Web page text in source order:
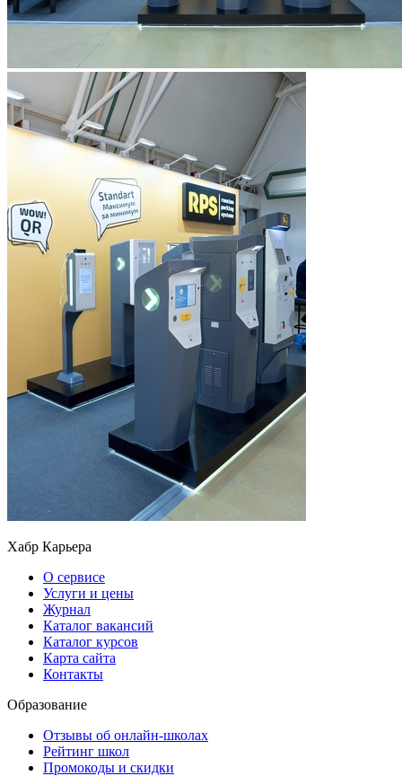
Хабр Карьера
О сервисе
Услуги и цены
Журнал
Каталог вакансий
Каталог курсов
Карта сайта
Контакты
Образование
Отзывы об онлайн-школах
Рейтинг школ
Промокоды и скидки